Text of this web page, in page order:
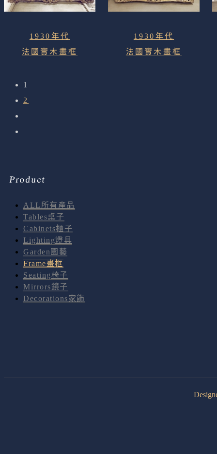
1930年代
法國實木畫框
1930年代
法國實木畫框
1
2
Product
ALL所有產品
Tables桌子
Cabinets櫃子
Lighting燈具
Garden園藝
Frame畫框
Seating椅子
Mirrors鏡子
Decorations家飾